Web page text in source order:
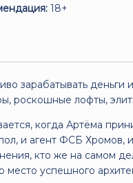
18+
зарабатывать деньги
роскошные лофты,
когда Артёма
и агент ФСБ
кто же на самом
место успешного